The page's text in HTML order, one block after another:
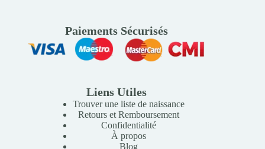
Paiements Sécurisés
Liens Utiles
Trouver une liste de naissance
Retours et Remboursement
Confidentialité
À propos
Blog